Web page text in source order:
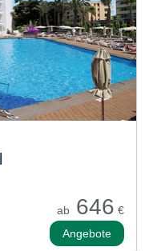
ab 646 €
Angebote